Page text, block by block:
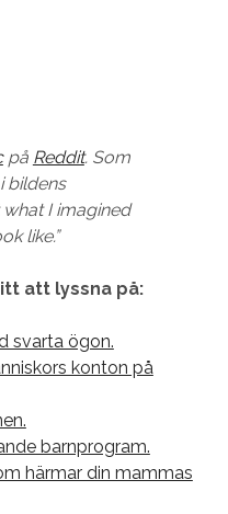
på Reddit. Som
bildens
what I imagined
like.”
att lyssna på:
svarta ögon.
konton på
barnprogram.
härmar din mammas